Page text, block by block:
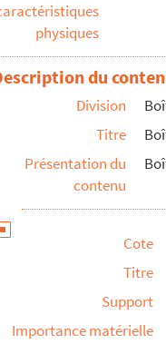
profil
filles
physiques
du
Division
Titre
Présentation du
contenu
Cote
Titre
Support
Importance matérielle